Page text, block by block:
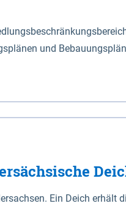
und
Ein Deich erhält